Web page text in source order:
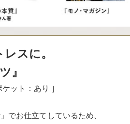
スに。
』
ット：あり ］
でお仕立てしているため、